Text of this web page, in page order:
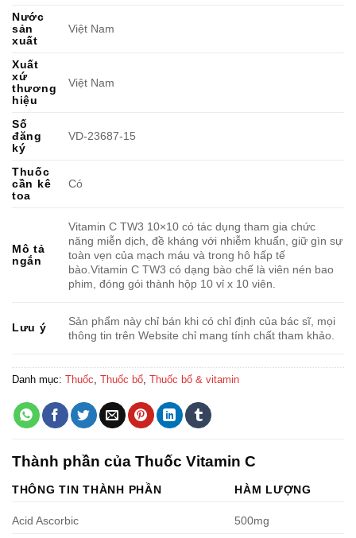
Nước
sản
xuất
Việt Nam
Xuất
xứ
thương
hiệu
Việt Nam
Số
đăng
ký
VD-23687-15
Thuốc
cần kê
toa
Có
Mô tả
ngắn
Vitamin C TW3 10×10 có tác dụng tham gia chức
năng miễn dịch, đề kháng với nhiễm khuẩn, giữ gìn sự
toàn vẹn của mạch máu và trong hô hấp tế
bào.Vitamin C TW3 có dạng bào chế là viên nén bao
phim, đóng gói thành hộp 10 vỉ x 10 viên.
Lưu ý
Sản phẩm này chỉ bán khi có chỉ định của bác sĩ, mọi
thông tin trên Website chỉ mang tính chất tham khảo.
Danh mục: Thuốc Thuốc bổ Thuốc bổ & vitamin
Thành phần của Thuốc Vitamin C
THÔNG TIN THÀNH PHẦN HÀM LƯỢNG
Acid Ascorbic 500mg